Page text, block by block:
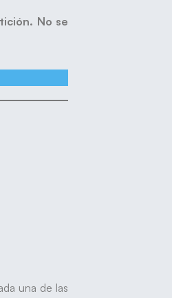
No se
una de las